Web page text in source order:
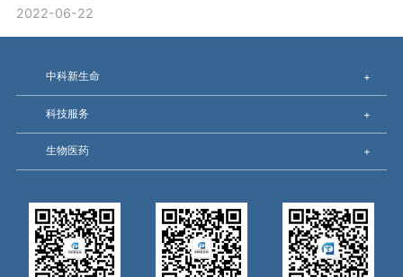
2022-06-22
中科新生命 +
科技服务 +
生物医药 +